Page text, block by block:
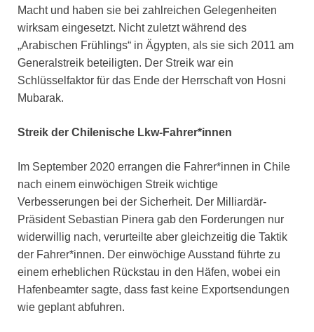
Macht und haben sie bei zahlreichen Gelegenheiten
wirksam eingesetzt. Nicht zuletzt während des
„Arabischen Frühlings“ in Ägypten, als sie sich 2011 am
Generalstreik beteiligten. Der Streik war ein
Schlüsselfaktor für das Ende der Herrschaft von Hosni
Mubarak.
Streik der Chilenische Lkw-Fahrer*innen
Im September 2020 errangen die Fahrer*innen in Chile
nach einem einwöchigen Streik wichtige
Verbesserungen bei der Sicherheit. Der Milliardär-
Präsident Sebastian Pinera gab den Forderungen nur
widerwillig nach, verurteilte aber gleichzeitig die Taktik
der Fahrer*innen. Der einwöchige Ausstand führte zu
einem erheblichen Rückstau in den Häfen, wobei ein
Hafenbeamter sagte, dass fast keine Exportsendungen
wie geplant abfuhren.